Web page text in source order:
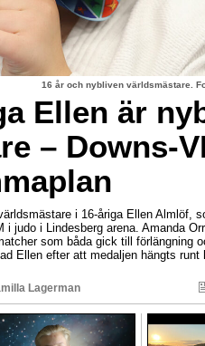
16 år och nybliven världsmästare.
Ellen är
– Downs-
i 16-åriga Ellen Almlöf,
i judo i Lindesberg arena. Amanda
som båda gick till förlängning
Ellen efter att medaljen hängts runt
Lagerman